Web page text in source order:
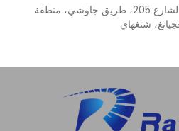
الغرفة C108، المبنى 18، الشارع 205، طريق جاوشي، منطقة
شنغهاي